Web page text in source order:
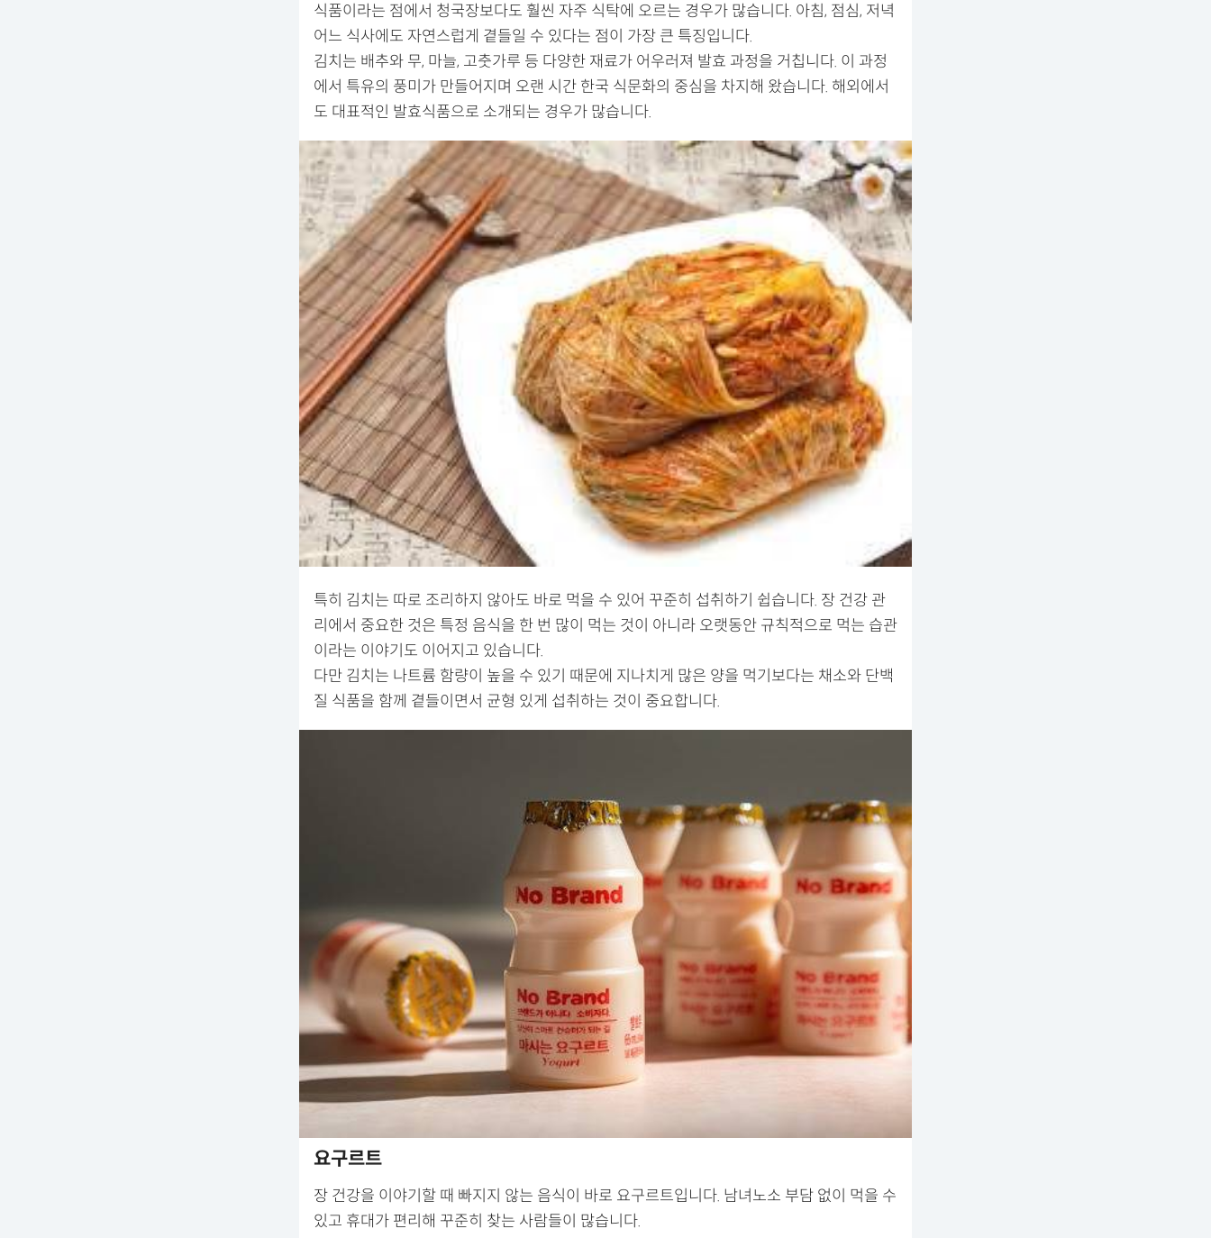
식품이라는 점에서 청국장보다도 훨씬 자주 식탁에 오르는 경우가 많습니다. 아침, 점심, 저녁
어느 식사에도 자연스럽게 곁들일 수 있다는 점이 가장 큰 특징입니다.
김치는 배추와 무, 마늘, 고춧가루 등 다양한 재료가 어우러져 발효 과정을 거칩니다. 이 과정
에서 특유의 풍미가 만들어지며 오랜 시간 한국 식문화의 중심을 차지해 왔습니다. 해외에서
도 대표적인 발효식품으로 소개되는 경우가 많습니다.
특히 김치는 따로 조리하지 않아도 바로 먹을 수 있어 꾸준히 섭취하기 쉽습니다. 장 건강 관
리에서 중요한 것은 특정 음식을 한 번 많이 먹는 것이 아니라 오랫동안 규칙적으로 먹는 습관
이라는 이야기도 이어지고 있습니다.
다만 김치는 나트륨 함량이 높을 수 있기 때문에 지나치게 많은 양을 먹기보다는 채소와 단백
질 식품을 함께 곁들이면서 균형 있게 섭취하는 것이 중요합니다.
요구르트
장 건강을 이야기할 때 빠지지 않는 음식이 바로 요구르트입니다. 남녀노소 부담 없이 먹을 수
있고 휴대가 편리해 꾸준히 찾는 사람들이 많습니다.